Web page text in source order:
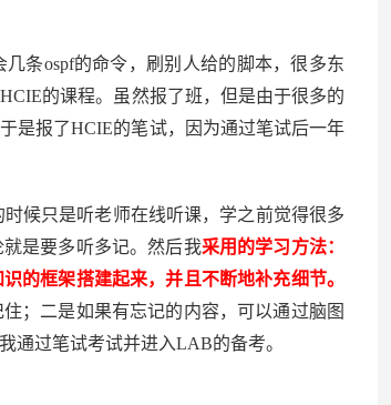
条ospf的命令，刷别人给的脚本，很多东
的课程。虽然报了班，但是由于很多的
是报了HCIE的笔试，因为通过笔试后一年
候只是听老师在线听课，学之前觉得很多
是要多听多记。然后我采用的学习方法：
的框架搭建起来，并且不断地补充细节。
；二是如果有忘记的内容，可以通过脑图
通过笔试考试并进入LAB的备考。